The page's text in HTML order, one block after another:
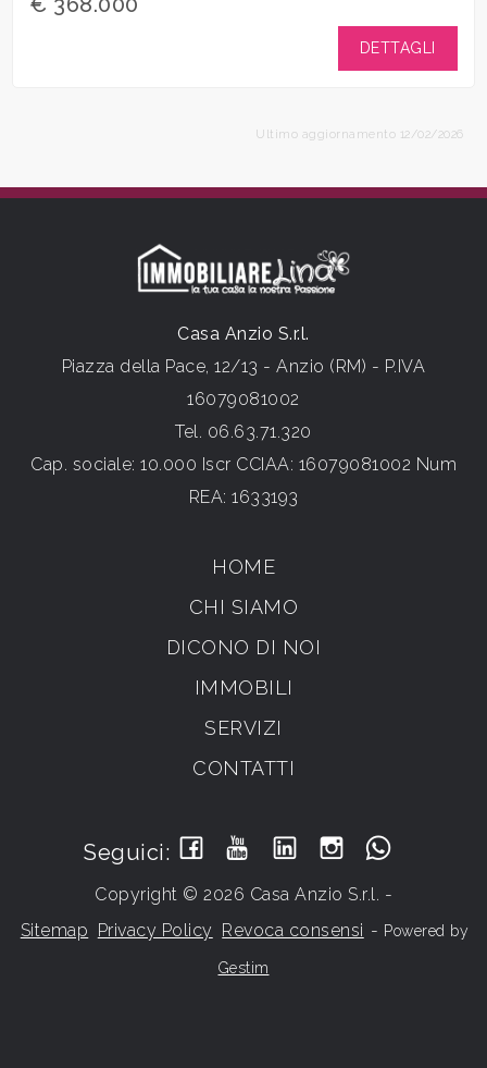
DETTAGLI
Ultimo aggiornamento 12/02/2026
Casa Anzio S.r.l.
Piazza della Pace, 12/13 - Anzio (RM) - P.IVA
16079081002
Tel. 06.63.71.320
Cap. sociale: 10.000 Iscr CCIAA: 16079081002 Num
REA: 1633193
HOME
CHI SIAMO
DICONO DI NOI
IMMOBILI
SERVIZI
CONTATTI
Seguici:
Copyright © 2026 Casa Anzio S.r.l. -
Sitemap Privacy Policy Revoca consensi - Powered by
Gestim